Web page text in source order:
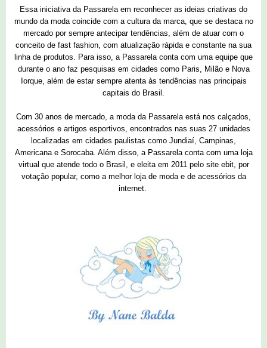
Essa iniciativa da Passarela em reconhecer as ideias criativas do
mundo da moda coincide com a cultura da marca, que se destaca no
mercado por sempre antecipar tendências, além de atuar com o
conceito de fast fashion, com atualização rápida e constante na sua
linha de produtos. Para isso, a Passarela conta com uma equipe que
durante o ano faz pesquisas em cidades como Paris, Milão e Nova
Iorque, além de estar sempre atenta às tendências nas principais
capitais do Brasil.
Com 30 anos de mercado, a moda da Passarela está nos calçados,
acessórios e artigos esportivos, encontrados nas suas 27 unidades
localizadas em cidades paulistas como Jundiaí, Campinas,
Americana e Sorocaba. Além disso, a Passarela conta com uma loja
virtual que atende todo o Brasil, e eleita em 2011 pelo site ebit, por
votação popular, como a melhor loja de moda e de acessórios da
internet.